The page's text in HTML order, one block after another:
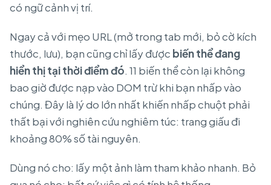
có ngữ cảnh vị trí.
Ngay cả với mẹo URL (mở trong tab mới, bỏ cờ kích
thước, lưu), bạn cũng chỉ lấy được biến thể đang
hiển thị tại thời điểm đó. 11 biến thể còn lại không
bao giờ được nạp vào DOM trừ khi bạn nhấp vào
chúng. Đây là lý do lớn nhất khiến nhấp chuột phải
thất bại với nghiên cứu nghiêm túc: trang giấu đi
khoảng 80% số tài nguyên.
Dùng nó cho: lấy một ảnh làm tham khảo nhanh. Bỏ